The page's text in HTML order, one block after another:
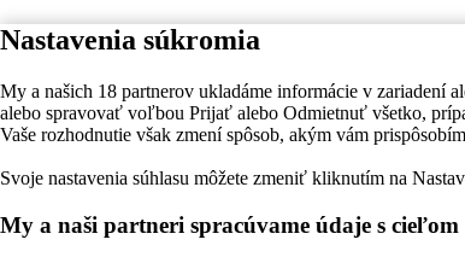
Nastavenia súkromia
My a našich 18 partnerov ukladáme informácie v zariadení
alebo spravovať voľbou Prijať alebo Odmietnuť všetko,
Vaše rozhodnutie však zmení spôsob, akým vám
Svoje nastavenia súhlasu môžete zmeniť kliknutím na
My a naši partneri spracúvame údaje s cieľom